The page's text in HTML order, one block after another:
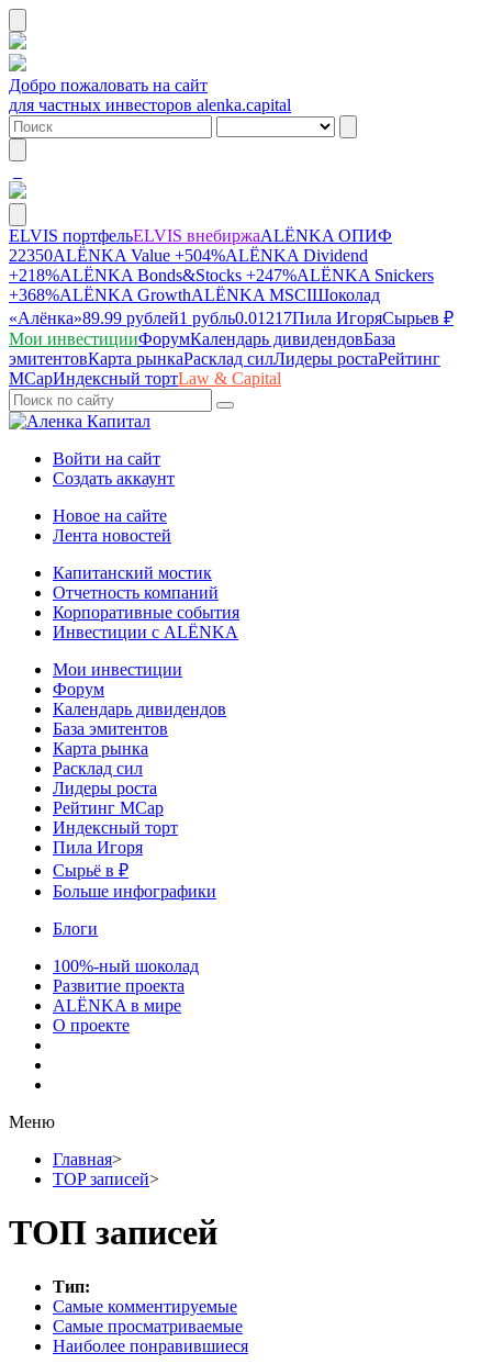
Добро пожаловать на сайт
для частных инвесторов alenka.capital
ELVIS портфельELVIS внебиржаALЁNKA ОПИФ
22350ALЁNKA Value +504%ALЁNKA Dividend
+218%ALЁNKA Bonds&Stocks +247%ALЁNKA Snickers
+368%ALЁNKA GrowthALЁNKA MSCIШоколад
«Алёнка»89.99 рублей1 рубль0.01217Пила ИгоряСырьев ₽
Мои инвестицииФорумКалендарь дивидендовБаза
эмитентовКарта рынкаРасклад силЛидеры ростаРейтинг
MCapИндексный тортLaw & Capital
Войти на сайт
Создать аккаунт
Новое на сайте
Лента новостей
Капитанский мостик
Отчетность компаний
Корпоративные события
Инвестиции с ALЁNKA
Мои инвестиции
Форум
Календарь дивидендов
База эмитентов
Карта рынка
Расклад сил
Лидеры роста
Рейтинг MCap
Индексный торт
Пила Игоря
Сырьё в ₽
Больше инфографики
Блоги
100%-ный шоколад
Развитие проекта
ALЁNKA в мире
О проекте
Меню
Главная>
TOP записей>
ТОП записей
Тип:
Самые комментируемые
Самые просматриваемые
Наиболее понравившиеся